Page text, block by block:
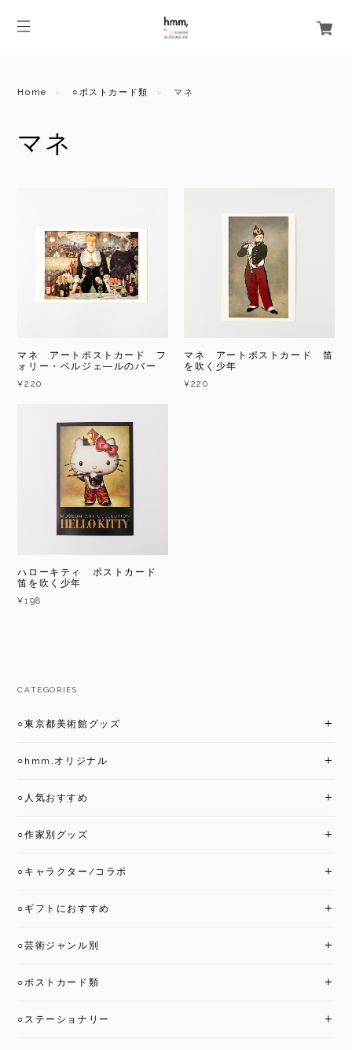
Home ○ポストカード類 マネ
マネ
マネ アートポストカード フ
ォリー・ベルジェ―ルのバー
¥220
マネ アートポストカード 笛
を吹く少年
¥220
ハローキティ ポストカード
笛を吹く少年
¥198
CATEGORIES
○東京都美術館グッズ
○hmm,オリジナル
○人気おすすめ
○作家別グッズ
○キャラクター/コラボ
○ギフトにおすすめ
○芸術ジャンル別
○ポストカード類
○ステーショナリー